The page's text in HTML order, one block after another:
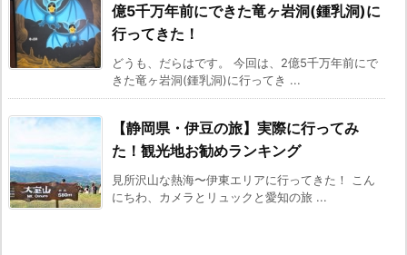
億5千万年前にできた竜ヶ岩洞(鍾乳洞)に
行ってきた！
どうも、だらはです。 今回は、2億5千万年前にで
きた竜ヶ岩洞(鍾乳洞)に行ってき ...
【静岡県・伊豆の旅】実際に行ってみ
た！観光地お勧めランキング
見所沢山な熱海〜伊東エリアに行ってきた！ こん
にちわ、カメラとリュックと愛知の旅 ...